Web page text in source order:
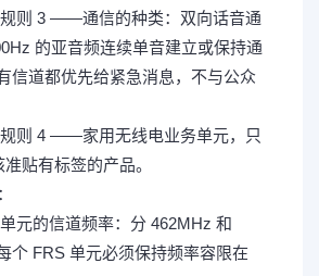
则 3 ——通信的种类：双向话音通
的亚音频连续单音建立或保持通
信道都优先给紧急消息，不与公众
则 4 ——家用无线电业务单元，只
贴有标签的产品。
元的信道频率：分 462MHz 和
个 FRS 单元必须保持频率容限在